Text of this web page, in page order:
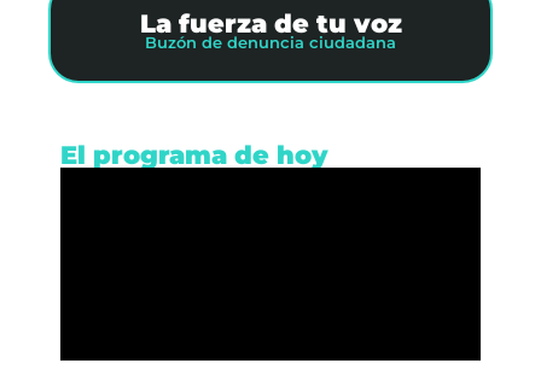
La fuerza de tu voz
Buzón de denuncia ciudadana
El programa de hoy